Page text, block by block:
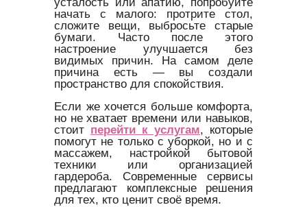
начать с малого: протрите стол,
сложите вещи, выбросьте старые
бумаги. Часто после этого
настроение улучшается без
видимых причин. На самом деле
причина есть — вы создали
пространство для спокойствия.
Если же хочется больше комфорта,
но не хватает времени или навыков,
стоит перейти к услугам, которые
помогут не только с уборкой, но и с
массажем, настройкой бытовой
техники или организацией
гардероба. Современные сервисы
предлагают комплексные решения
для тех, кто ценит своё время.